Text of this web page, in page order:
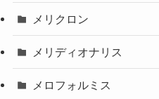
メリクロン
メリディオナリス
メロフォルミス